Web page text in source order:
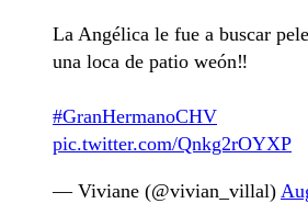
La Angélica le fue a buscar
una loca de patio weón‼️
#GranHermanoCHV
pic.twitter.com/Qnkg2rOYXP
— Viviane (@vivian_villal)